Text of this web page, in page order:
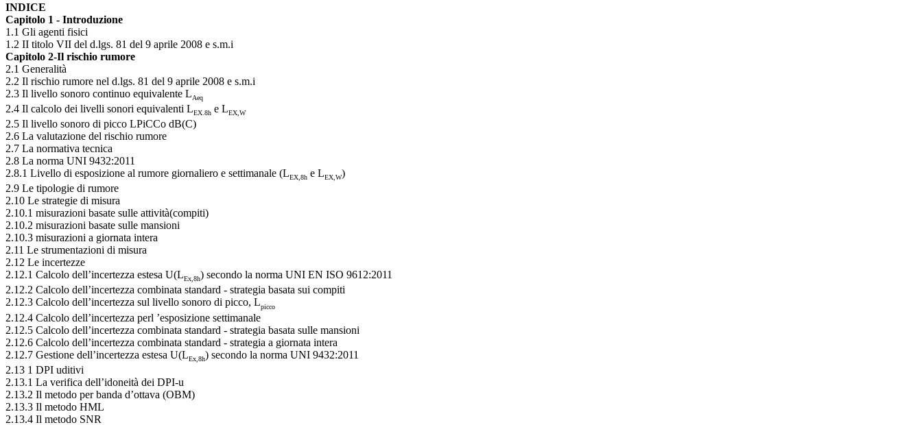
INDICE
Capitolo 1 - Introduzione
1.1 Gli agenti fisici
1.2 II titolo VII del d.lgs. 81 del 9 aprile 2008 e s.m.i
Capitolo 2-Il rischio rumore
2.1 Generalità
2.2 Il rischio rumore nel d.lgs. 81 del 9 aprile 2008 e s.m.i
2.3 Il livello sonoro continuo equivalente LAeq
2.4 Il calcolo dei livelli sonori equivalenti LEX.8h e LEX,W
2.5 Il livello sonoro di picco LPiCCo dB(C)
2.6 La valutazione del rischio rumore
2.7 La normativa tecnica
2.8 La norma UNI 9432:2011
2.8.1 Livello di esposizione al rumore giornaliero e settimanale (LEX,8h e LEX,W)
2.9 Le tipologie di rumore
2.10 Le strategie di misura
2.10.1 misurazioni basate sulle attività(compiti)
2.10.2 misurazioni basate sulle mansioni
2.10.3 misurazioni a giornata intera
2.11 Le strumentazioni di misura
2.12 Le incertezze
2.12.1 Calcolo dell’incertezza estesa U(LEx,8h) secondo la norma UNI EN ISO 9612:2011
2.12.2 Calcolo dell’incertezza combinata standard - strategia basata sui compiti
2.12.3 Calcolo dell’incertezza sul livello sonoro di picco, Lpicco
2.12.4 Calcolo dell’incertezza perl ’esposizione settimanale
2.12.5 Calcolo dell’incertezza combinata standard - strategia basata sulle mansioni
2.12.6 Calcolo dell’incertezza combinata standard - strategia a giornata intera
2.12.7 Gestione dell’incertezza estesa U(LEx,8h) secondo la norma UNI 9432:2011
2.13 1 DPI uditivi
2.13.1 La verifica dell’idoneità dei DPI-u
2.13.2 Il metodo per banda d’ottava (OBM)
2.13.3 Il metodo HML
2.13.4 Il metodo SNR